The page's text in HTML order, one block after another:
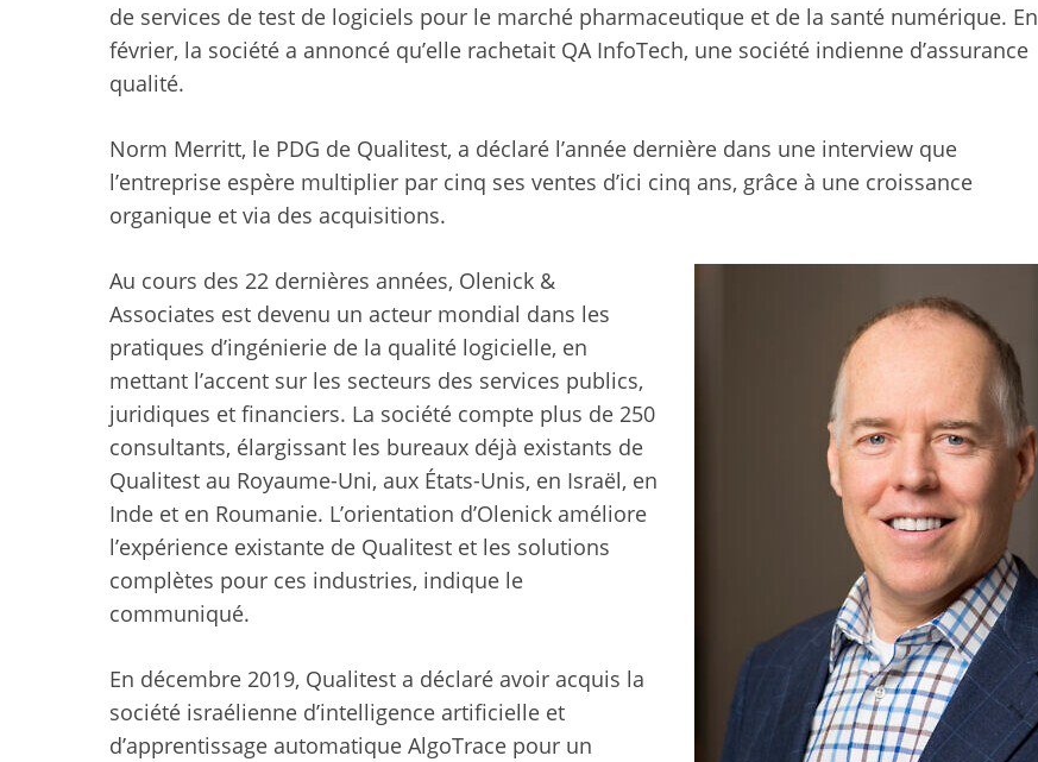
de services de test de logiciels pour le marché pharmaceutique et de la santé numérique. En
février, la société a annoncé qu’elle rachetait QA InfoTech, une société indienne d’assurance
qualité.
Norm Merritt, le PDG de Qualitest, a déclaré l’année dernière dans une interview que
l’entreprise espère multiplier par cinq ses ventes d’ici cinq ans, grâce à une croissance
organique et via des acquisitions.
Au cours des 22 dernières années, Olenick &
Associates est devenu un acteur mondial dans les
pratiques d’ingénierie de la qualité logicielle, en
mettant l’accent sur les secteurs des services publics,
juridiques et financiers. La société compte plus de 250
consultants, élargissant les bureaux déjà existants de
Qualitest au Royaume-Uni, aux États-Unis, en Israël, en
Inde et en Roumanie. L’orientation d’Olenick améliore
l’expérience existante de Qualitest et les solutions
complètes pour ces industries, indique le
communiqué.
En décembre 2019, Qualitest a déclaré avoir acquis la
société israélienne d’intelligence artificielle et
d’apprentissage automatique AlgoTrace pour un